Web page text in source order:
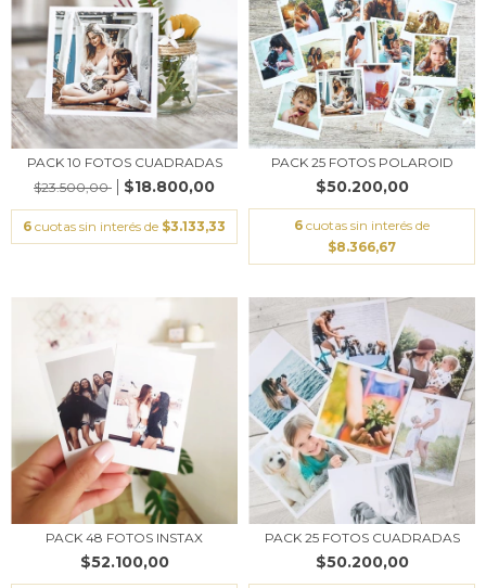
PACK 10 FOTOS CUADRADAS
$23.500,00
$18.800,00
6 cuotas sin interés de $3.133,33
PACK 25 FOTOS POLAROID
$50.200,00
6 cuotas sin interés de
$8.366,67
PACK 48 FOTOS INSTAX
$52.100,00
PACK 25 FOTOS CUADRADAS
$50.200,00